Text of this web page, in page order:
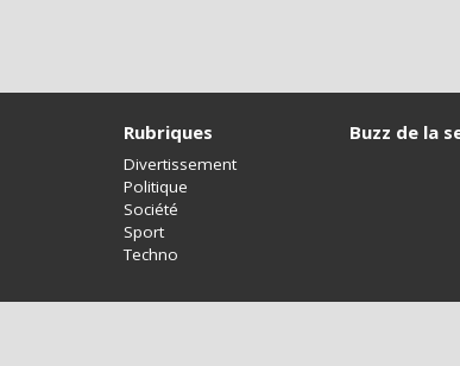
Rubriques
Divertissement
Politique
Société
Sport
Techno
Buzz de la